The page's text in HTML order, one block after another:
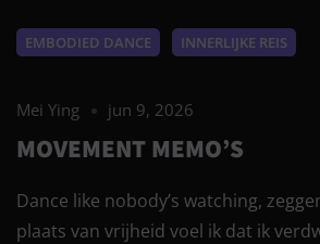
EMBODIED DANCE INNERLIJKE REIS
Mei Ying jun 9, 2026
MOVEMENT MEMO’S
Dance like nobody’s watching,
plaats van vrijheid voel ik dat ik